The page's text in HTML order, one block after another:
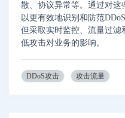
散、协议异常等。通过对这
以更有效地识别和防范
但采取实时监控、流量过
低攻击对业务的影响。
DDoS攻击 攻击流量